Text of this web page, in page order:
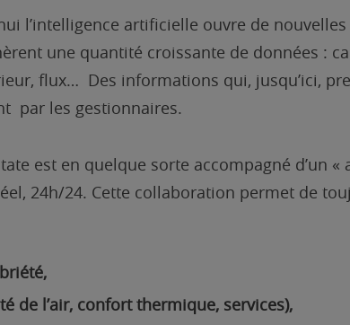
l’intelligence artificielle ouvre de
une quantité croissante de données :
flux… Des informations qui, jusqu’ici,
par les gestionnaires.
est en quelque sorte accompagné
24h/24. Cette collaboration permet de
de l’air, confort thermique, services),